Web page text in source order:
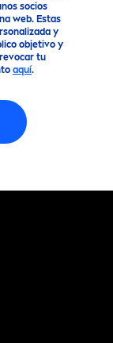
socios
web. Estas
y
objetivo y
tu
aquí.